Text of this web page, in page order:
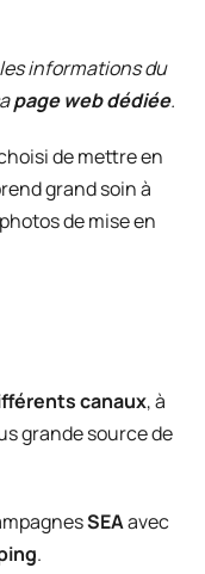
informations du
page web dédiée.
de mettre en
grand soin à
de mise en
canaux, à
grande source de
SEAavec
.